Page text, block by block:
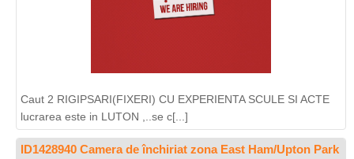
Caut 2 RIGIPSARI(FIXERI) CU EXPERIENTA SCULE SI ACTE
lucrarea este in LUTON ,..se c[...]
ID1428940 Camera de închiriat zona East Ham/Upton Park